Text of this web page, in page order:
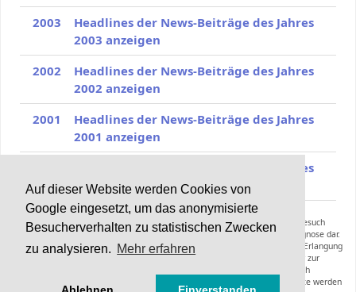
Auf dieser Website werden Cookies von
Google eingesetzt, um das anonymisierte
Besucherverhalten zu statistischen Zwecken
zu analysieren. Mehr erfahren
2003
Headlines der News-Beiträge des Jahres
2003 anzeigen
2002
Headlines der News-Beiträge des Jahres
2002 anzeigen
2001
Headlines der News-Beiträge des Jahres
2001 anzeigen
Headlines der News-Beiträge des Jahres
2000 anzeigen
Die Inhalte von Haarerkrankungen.de können und sollen keinen Arztbesuch
ersetzen und stellen keine Anleitung zur Selbstmedikation oder Selbstdiagnose dar.
Die Informationen dieser Webseiten inklusive der Expertenräte sollen zur Erlangung
zusätzlicher Informationen zu einer bereits gestellten Diagnose oder zur
Vorbereitung eines Arztbesuches dienen. Empfehlungen hinsichtlich
Diagnoseverfahren, Therapieformen, Medikamenten oder anderer Produkte werden